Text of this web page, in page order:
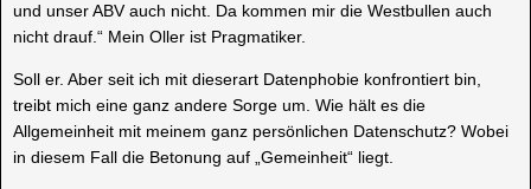
und unser ABV auch nicht. Da kommen mir die Westbullen auch
nicht drauf.“ Mein Oller ist Pragmatiker.
Soll er. Aber seit ich mit dieserart Datenphobie konfrontiert bin,
treibt mich eine ganz andere Sorge um. Wie hält es die
Allgemeinheit mit meinem ganz persönlichen Datenschutz? Wobei
in diesem Fall die Betonung auf „Gemeinheit“ liegt.